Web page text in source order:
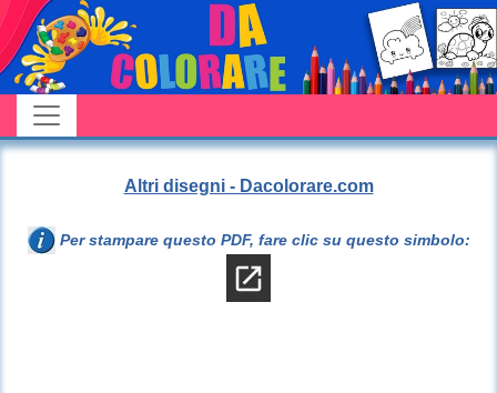
Altri disegni - Dacolorare.com
Per stampare questo PDF, fare clic su questo simbolo: